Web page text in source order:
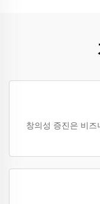
창의성 증진은 비